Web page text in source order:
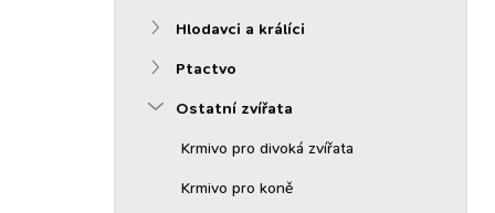
Hlodavci a králíci
Ptactvo
Ostatní zvířata
Krmivo pro divoká zvířata
Krmivo pro koně